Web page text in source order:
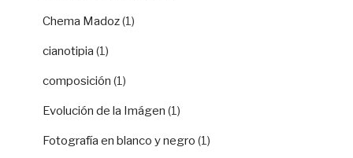
Chema Madoz(1)
cianotipia (1)
composición (1)
Evolución de la Imágen (1)
Fotografía en blanco y negro (1)